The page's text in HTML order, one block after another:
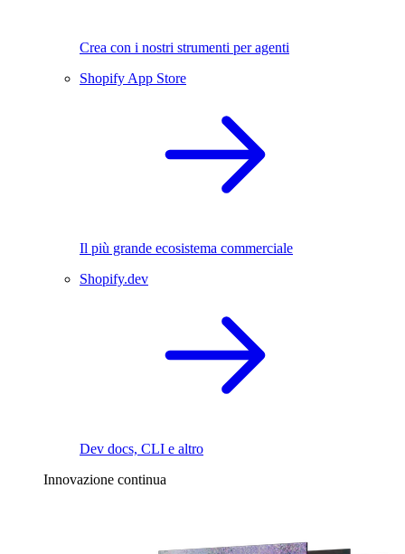
Crea con i nostri strumenti per agenti
Shopify App Store
Il più grande ecosistema commerciale
Shopify.dev
Dev docs, CLI e altro
Innovazione continua